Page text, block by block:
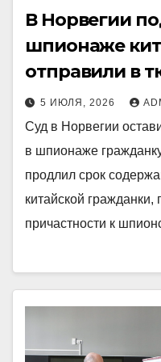
В Норвегии
шпионаже
отправили в
5 ИЮЛЯ, 2026
Суд в Норвегии
в шпионаже
продлил срок
китайской
причастности к